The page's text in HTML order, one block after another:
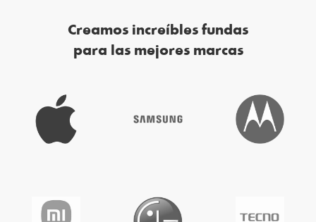
Creamos increíbles fundas
para las mejores marcas